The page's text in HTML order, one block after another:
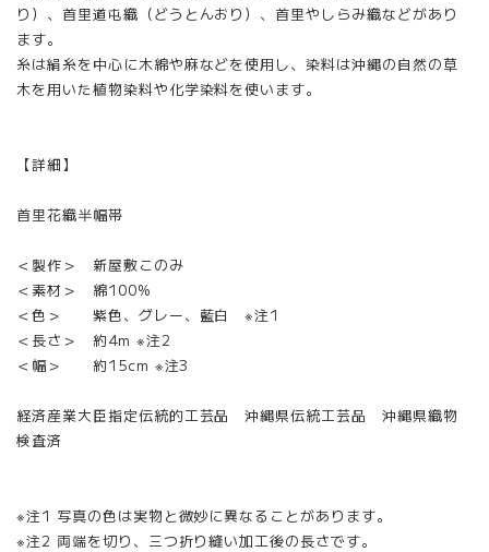
り）、首里道屯織（どうとんおり）、首里やしらみ織などがあり
ます。
糸は絹糸を中心に木綿や麻などを使用し、染料は沖縄の自然の草
木を用いた植物染料や化学染料を使います。
【詳細】
首里花織半幅帯
＜製作＞ 新屋敷このみ
＜素材＞ 綿100%
＜色＞ 紫色、グレー、藍白 ※注1
＜長さ＞ 約4m ※注2
＜幅＞ 約15cm ※注3
経済産業大臣指定伝統的工芸品 沖縄県伝統工芸品 沖縄県織物
検査済
※注1 写真の色は実物と微妙に異なることがあります。
※注2 両端を切り、三つ折り縫い加工後の長さです。